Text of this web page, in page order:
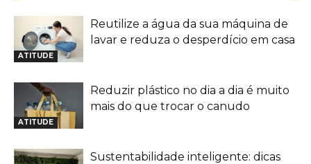
ATITUDE
Reutilize a água da sua máquina de
lavar e reduza o desperdício em casa
ATITUDE
Reduzir plástico no dia a dia é muito
mais do que trocar o canudo
Sustentabilidade inteligente: dicas